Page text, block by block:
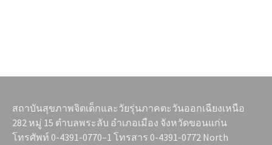
สถาบันสุขภาพจิตเด็กและวัยรุ่นภาคตะวันออกเฉียงเหนือ
282 หมู่ 15 ตำบลพระลับ อำเภอเมือง จังหวัดขอนแก่น
โทรศัพท์ 0-4391-0770–1 โทรสาร 0-4391-0772 North